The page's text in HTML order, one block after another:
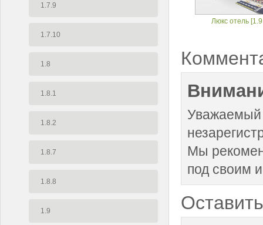
1.7.9
1.7.10
1.8
1.8.1
1.8.2
1.8.7
1.8.8
1.9
Люкс отель
Уважаемый
Мы
под своим